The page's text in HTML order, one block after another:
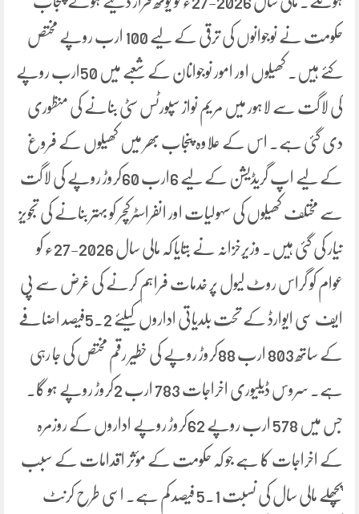
حکومت نے نوجوانوں کی ترقی کے لیے 100 ارب روپے مختص
کئے ہیں۔ کھیلوں اور امور نوجوانان کے شعبے میں 50ارب روپے
کی لاگت سے لاہور میں مریم نواز سپورٹس سٹی بنانے کی منظوری
دی گئی ہے۔ اس کے علاوہ پنجاب بھر میں کھیلوں کے فروغ
کے لیے اپ گریڈیشن کے لیے 6ارب 60کروڑ روپے کی لاگت
سے مختلف کھیلوں کی سہولیات اور انفراسٹرکچر کو بہتر بنانے کی تجویز
تیار کی گئی ہیں۔ وزیرخزانہ نے بتایا کہ مالی سال 2026-27ء کو
عوام کو گراس روٹ لیول پر خدمات فراہم کرنے کی غرض سے پی
ایف سی ایوارڈ کے تحت بلدیاتی اداروں کیلئے 5.2فیصد اضافے
کے ساتھ 803 ارب 88کروڑ روپے کی خطیر رقم مختص کی جا رہی
ہے۔ سروس ڈیلیوری اخراجات 783 ارب 2کروڑ روپے ہو گا۔
جس میں 578 ارب روپے 62کروڑ روپے اداروں کے روزمرہ
کے اخراجات کا ہے جو کہ حکومت کے مؤثر اقدامات کے سبب
پچھلے مالی سال کی نسبت 5.1 فیصد کم ہے۔ اسی طرح کرنٹ